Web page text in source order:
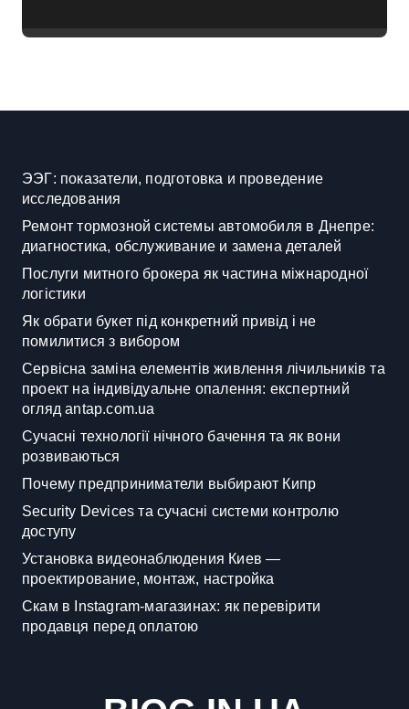
понад 18 тисяч родин
ЭЭГ: показатели, подготовка и проведение
исследования
Ремонт тормозной системы автомобиля в Днепре:
диагностика, обслуживание и замена деталей
Послуги митного брокера як частина міжнародної
логістики
Як обрати букет під конкретний привід і не
помилитися з вибором
Сервісна заміна елементів живлення лічильників та
проект на індивідуальне опалення: експертний
огляд antap.com.ua
Сучасні технології нічного бачення та як вони
розвиваються
Почему предприниматели выбирают Кипр
Security Devices та сучасні системи контролю
доступу
Установка видеонаблюдения Киев —
проектирование, монтаж, настройка
Скам в Instagram-магазинах: як перевірити
продавця перед оплатою